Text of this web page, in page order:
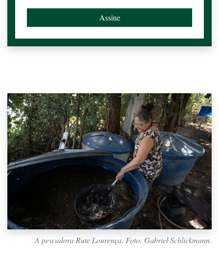
A pescadora Rute Lourença. Foto: Gabriel Schlickmann.